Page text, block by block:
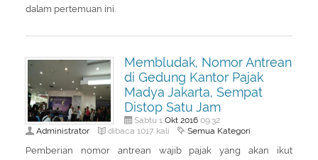
dalam pertemuan ini.
Membludak, Nomor Antrean
di Gedung Kantor Pajak
Madya Jakarta, Sempat
Distop Satu Jam
Sabtu 1 Okt 201609:32
Administrator dibaca 1017 kali Semua Kategori
Pemberian nomor antrean wajib pajak yang akan ikut